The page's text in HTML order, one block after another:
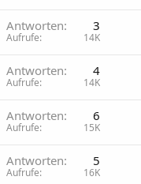
Antworten 3
Aufrufe 14K
Antworten 4
Aufrufe 14K
Antworten 6
Aufrufe 15K
Antworten 5
Aufrufe 16K